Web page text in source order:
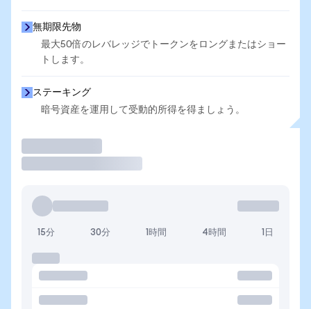
無期限先物
最大50倍のレバレッジでトークンをロングまたはショー
トします。
ステーキング
暗号資産を運用して受動的所得を得ましょう。
15分 30分 1時間 4時間 1日